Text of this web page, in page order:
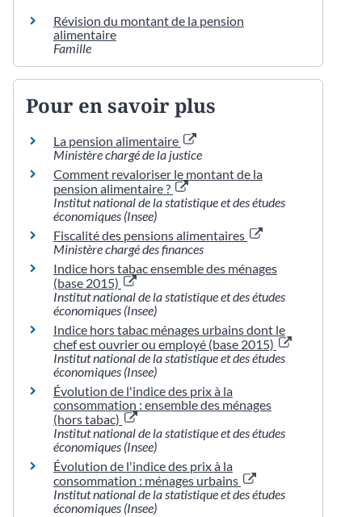
Révision du montant de la pension
alimentaire
Famille
Pour en savoir plus
La pension alimentaire
Ministère chargé de la justice
Comment revaloriser le montant de la
pension alimentaire ?
Institut national de la statistique et des études
économiques (Insee)
Fiscalité des pensions alimentaires
Ministère chargé des finances
Indice hors tabac ensemble des ménages
(base 2015)
Institut national de la statistique et des études
économiques (Insee)
Indice hors tabac ménages urbains dont le
chef est ouvrier ou employé (base 2015)
Institut national de la statistique et des études
économiques (Insee)
Évolution de l'indice des prix à la
consommation : ensemble des ménages
(hors tabac)
Institut national de la statistique et des études
économiques (Insee)
Évolution de l'indice des prix à la
consommation : ménages urbains
Institut national de la statistique et des études
économiques (Insee)